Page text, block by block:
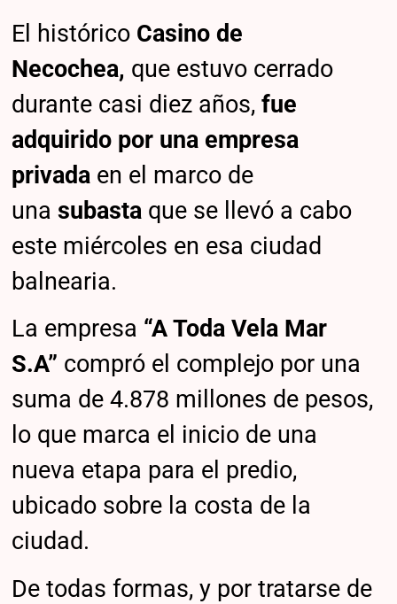
El histórico Casino de
Necochea, que estuvo cerrado
durante casi diez años,fue
adquirido por una empresa
privada en el marco de
unasubasta que se llevó a cabo
este miércoles en esa ciudad
balnearia.
La empresa “A Toda Vela Mar
S.A” compró el complejo por una
suma de 4.878 millones de pesos,
lo que marca el inicio de una
nueva etapa para el predio,
ubicado sobre la costa de la
ciudad.
De todas formas, y por tratarse de